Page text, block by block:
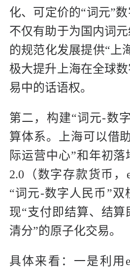
化、可定价的“词元”
不仅有助于为国内词
的规范化发展提供“上
极大提升上海在全球
易中的话语权。
第二，构建“词元-数
算体系。上海可以借
际运营中心”和年初
2.0（数字存款货币，
“词元-数字人民币”双
现“支付即结算、结算
清分”的原子化交易。
具体来看：一是利用